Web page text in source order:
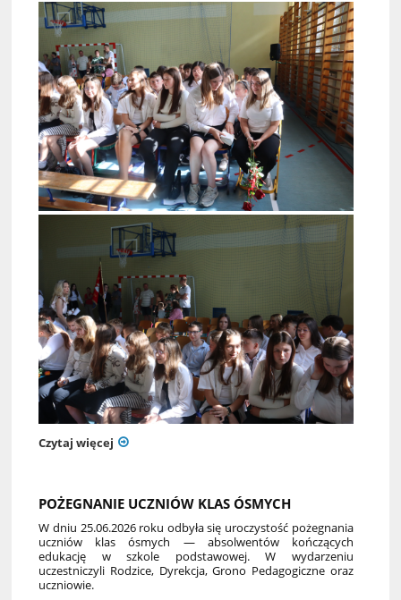
Czytaj więcej
POŻEGNANIE UCZNIÓW KLAS ÓSMYCH
W dniu 25.06.2026 roku odbyła się uroczystość pożegnania
uczniów klas ósmych — absolwentów kończących
edukację w szkole podstawowej. W wydarzeniu
uczestniczyli Rodzice, Dyrekcja, Grono Pedagogiczne oraz
uczniowie.